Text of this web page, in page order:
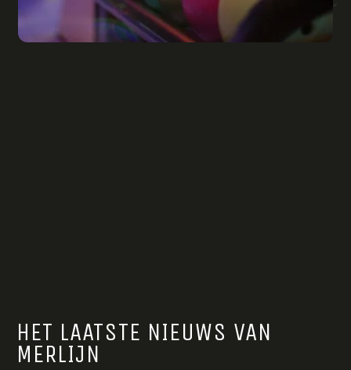
HET LAATSTE NIEUWS VAN
MERLIJN